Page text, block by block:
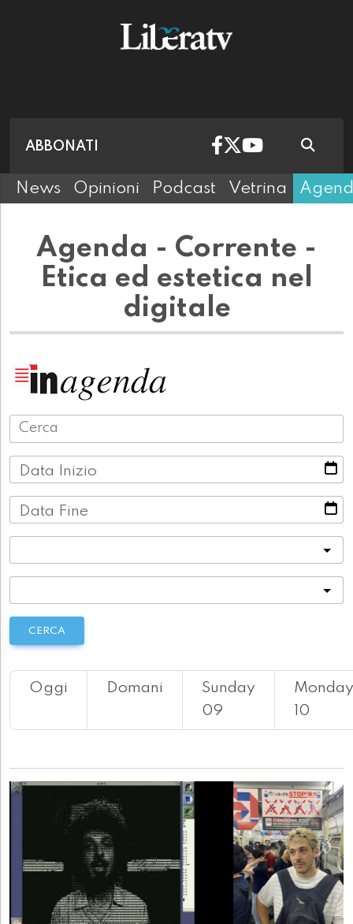
ABBONATI
News Opinioni Podcast Vetrina
Agenda - Corrente -
Etica ed estetica nel
digitale
Data Inizio
Data Fine
CERCA
Oggi Domani
Sunday
09
Monday
10